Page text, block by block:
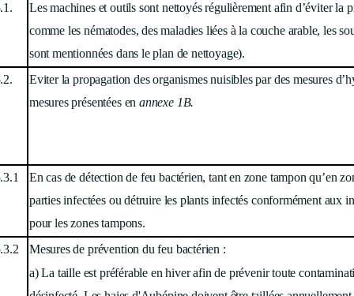
Les machines et outils sont nettoyés régulièrement afin d’éviter la
comme les nématodes, des maladies liées à la couche arable, les
sont mentionnées dans le plan de nettoyage).
Eviter la propagation des organismes nuisibles par des mesures
mesures présentées en annexe 1B.
En cas de détection de feu bactérien, tant en zone tampon qu’en
parties infectées ou détruire les plants infectés conformément aux
pour les zones tampons.
Mesures de prévention du feu bactérien :
a) La taille est préférable en hiver afin de prévenir toute